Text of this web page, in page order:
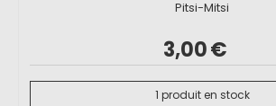
Pitsi-Mitsi
3,00€
1 produit en stock